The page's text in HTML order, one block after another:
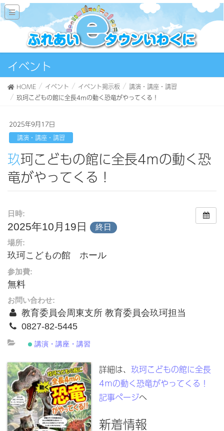
イベント
HOME イベント イベント掲示板
講演・講座・講習
玖珂こどもの館に全長4ｍの動く恐竜がやってくる！
2025年9月17日
講演・講座・講習
玖珂こどもの館に全長4ｍの動く恐
竜がやってくる！
日時:
2025年10月19日
終日
場所:
玖珂こどもの館 ホール
参加費:
無料
お問い合わせ:
教育委員会周東支所 教育委員会玖珂担当
0827-82-5445
講演・講座・講習
詳細は、玖珂こどもの館に全長
4ｍの動く恐竜がやってくる！
記事ページへ
新着情報